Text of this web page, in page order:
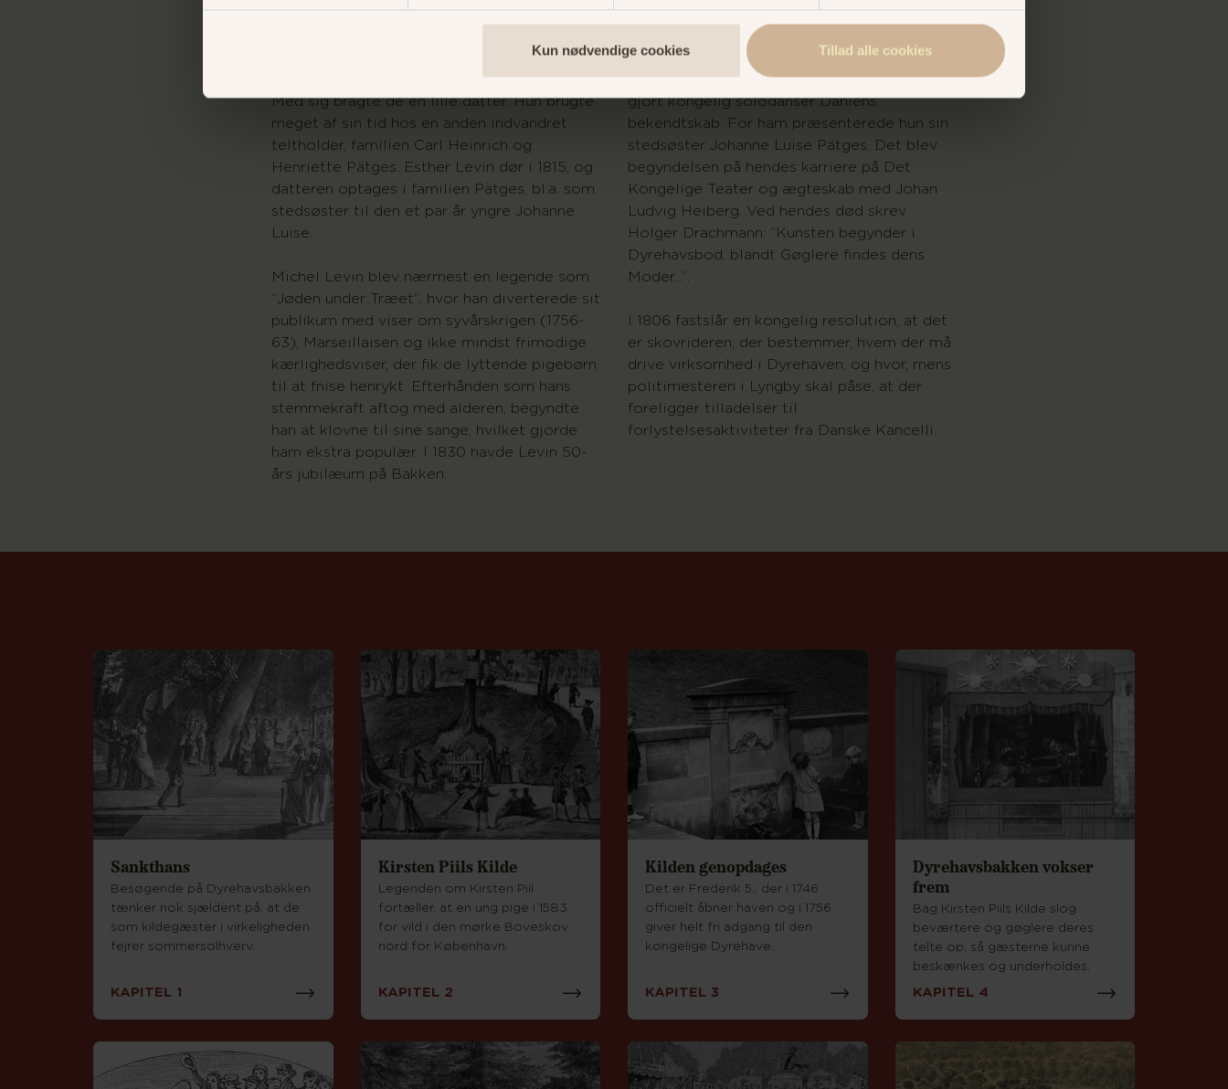
Kun nødvendige cookies Tillad alle cookies
Oprindeligt optrådte Michel Levin med sin
Hun var vel den første bakkesangerinde.
Med sig bragte de en lille datter. Hun brugte
meget af sin tid hos en anden indvandret
teltholder, familien Carl Heinrich og
Henriette Pätges. Esther Levin dør i 1815, og
datteren optages i familien Pätges, bl.a. som
stedsøster til den et par år yngre Johanne
Luise.
Michel Levin blev nærmest en legende som
”Jøden under Træet”, hvor han diverterede sit
publikum med viser om syvårskrigen (1756-
63), Marseillaisen og ikke mindst frimodige
kærlighedsviser, der fik de lyttende pigebørn
til at fnise henrykt. Efterhånden som hans
stemmekraft aftog med alderen, begyndte
han at klovne til sine sange, hvilket gjorde
ham ekstra populær. I 1830 havde Levin 50-
års jubilæum på Bakken.
Michel Levin døde i 1835, efter egne
angivelser 93 år gammel. Datteren havde
gjort kongelig solodanser Dahléns
bekendtskab. For ham præsenterede hun sin
stedsøster Johanne Luise Pätges. Det blev
begyndelsen på hendes karriere på Det
Kongelige Teater og ægteskab med Johan
Ludvig Heiberg. Ved hendes død skrev
Holger Drachmann: ”Kunsten begynder i
Dyrehavsbod, blandt Gøglere findes dens
Moder...”.
I 1806 fastslår en kongelig resolution, at det
er skovrideren, der bestemmer, hvem der må
drive virksomhed i Dyrehaven, og hvor, mens
politimesteren i Lyngby skal påse, at der
foreligger tilladelser til
forlystelsesaktiviteter fra Danske Kancelli.
Sankthans
Besøgende på Dyrehavsbakken
tænker nok sjældent på, at de
som kildegæster i virkeligheden
fejrer sommersolhverv.
KAPITEL 1
Kirsten Piils Kilde
Legenden om Kirsten Piil
fortæller, at en ung pige i 1583
for vild i den mørke Boveskov
nord for København.
KAPITEL 2
Kilden genopdages
Det er Frederik 5., der i 1746
officielt åbner haven og i 1756
giver helt fri adgang til den
kongelige Dyrehave.
KAPITEL 3
Dyrehavsbakken vokser
frem
Bag Kirsten Piils Kilde slog
beværtere og gøglere deres
telte op, så gæsterne kunne
beskænkes og underholdes.
KAPITEL 4